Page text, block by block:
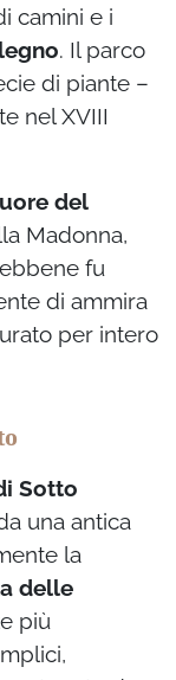
camini e i
. Il parco
di piante –
nel XVIII
del
Madonna,
fu
di ammira
per intero
Sotto
una antica
la
delle
più